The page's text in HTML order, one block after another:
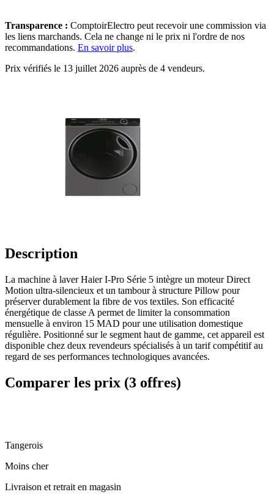
Transparence : ComptoirElectro peut recevoir une commission via
les liens marchands. Cela ne change ni le prix ni l'ordre de nos
recommandations. En savoir plus.
Prix vérifiés le 13 juillet 2026 auprès de 4 vendeurs.
Description
La machine à laver Haier I-Pro Série 5 intègre un moteur Direct
Motion ultra-silencieux et un tambour à structure Pillow pour
préserver durablement la fibre de vos textiles. Son efficacité
énergétique de classe A permet de limiter la consommation
mensuelle à environ 15 MAD pour une utilisation domestique
régulière. Positionné sur le segment haut de gamme, cet appareil est
disponible chez deux revendeurs spécialisés à un tarif compétitif au
regard de ses performances technologiques avancées.
Comparer les prix (3 offres)
Tangerois
Moins cher
Livraison et retrait en magasin